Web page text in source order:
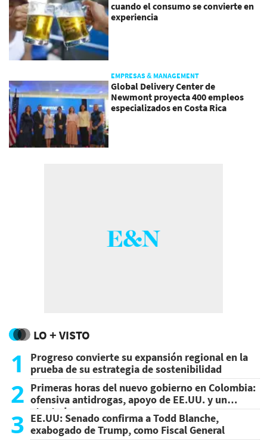
cuando el consumo se convierte en
experiencia
EMPRESAS & MANAGEMENT
Global Delivery Center de
Newmont proyecta 400 empleos
especializados en Costa Rica
LO + VISTO
1
Progreso convierte su expansión regional en la
prueba de su estrategia de sostenibilidad
2 Primeras horas del nuevo gobierno en Colombia:
ofensiva antidrogas, apoyo de EE.UU. y un
atentado
3 EE.UU: Senado confirma a Todd Blanche,
exabogado de Trump, como Fiscal General